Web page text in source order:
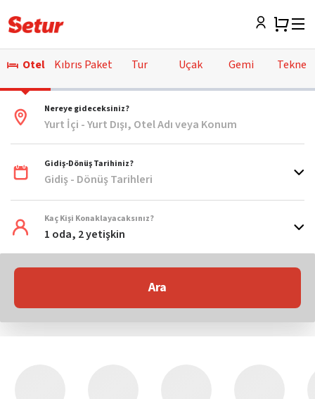
Otel Kıbrıs Paket Tur Uçak Gemi Tekne
Nereye gideceksiniz?
Yurt İçi - Yurt Dışı, Otel Adı veya Konum
Gidiş-Dönüş Tarihiniz?
Gidiş - Dönüş Tarihleri
Kaç Kişi Konaklayacaksınız?
1 oda, 2 yetişkin
Ara